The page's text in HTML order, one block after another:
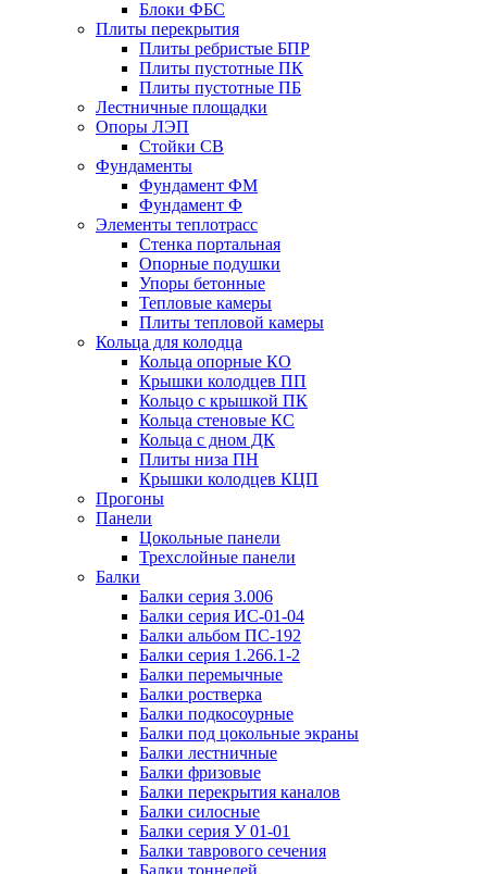
Блоки ФБС
Плиты перекрытия
Плиты ребристые БПР
Плиты пустотные ПК
Плиты пустотные ПБ
Лестничные площадки
Опоры ЛЭП
Стойки СВ
Фундаменты
Фyндамент ФМ
Фyндамент Ф
Элементы теплотрасс
Стенка портальная
Опорные подушки
Упоры бетонные
Тепловые камеры
Плиты тепловой камеры
Кольца для колодца
Кольца опорные КО
Крышки колодцев ПП
Кольцо с крышкой ПК
Кольца стеновые КС
Кольца с дном ДК
Плиты низа ПН
Крышки колодцев КЦП
Прогоны
Панели
Цокольные панели
Трехслойные панели
Балки
Балки серия 3.006
Балки серия ИС-01-04
Балки альбом ПС-192
Балки серия 1.266.1-2
Балки перемычные
Балки ростверка
Балки подкосоурные
Балки под цокольные экраны
Балки лестничные
Балки фризовые
Балки перекрытия каналов
Балки силосные
Балки серия У 01-01
Балки таврового сечения
Балки тоннелей